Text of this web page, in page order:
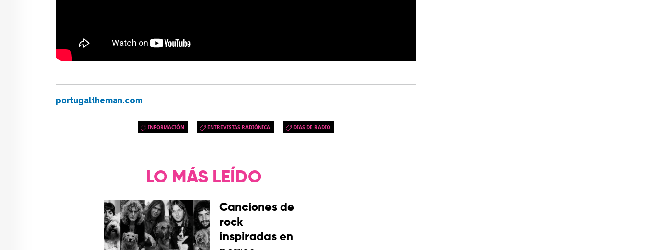
portugaltheman.com
INFORMACIÓN ENTREVISTAS RADIÓNICA DIAS DE RADIO
LO MÁS LEÍDO
Canciones de
rock
inspiradas en